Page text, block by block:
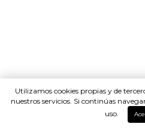
Utilizamos cookies propias y de
nuestros servicios. Si continúas
uso.